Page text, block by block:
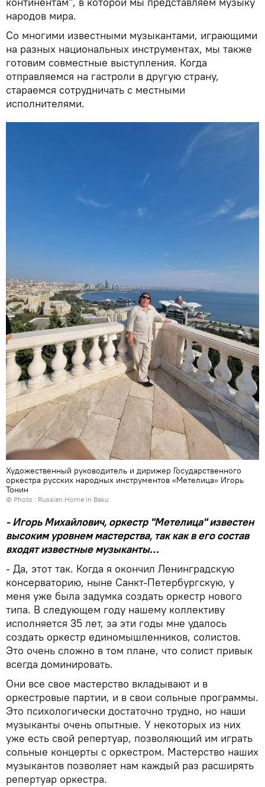
народов мира.
Со многими известными музыкантами, играющими
на разных национальных инструментах, мы также
готовим совместные выступления. Когда
отправляемся на гастроли в другую страну,
стараемся сотрудничать с местными
исполнителями.
Художественный руководитель и дирижер Государственного
оркестра русских народных инструментов «Метелица» Игорь
Тонин
© Photo : Russian Home in Baku
- Игорь Михайлович, оркестр "Метелица" известен
высоким уровнем мастерства, так как в его состав
входят известные музыканты…
- Да, этот так. Когда я окончил Ленинградскую
консерваторию, ныне Санкт-Петербургскую, у
меня уже была задумка создать оркестр нового
типа. В следующем году нашему коллективу
исполняется 35 лет, за эти годы мне удалось
создать оркестр единомышленников, солистов.
Это очень сложно в том плане, что солист привык
всегда доминировать.
Они все свое мастерство вкладывают и в
оркестровые партии, и в свои сольные программы.
Это психологически достаточно трудно, но наши
музыканты очень опытные. У некоторых из них
уже есть свой репертуар, позволяющий им играть
сольные концерты с оркестром. Мастерство наших
музыкантов позволяет нам каждый раз расширять
репертуар оркестра.